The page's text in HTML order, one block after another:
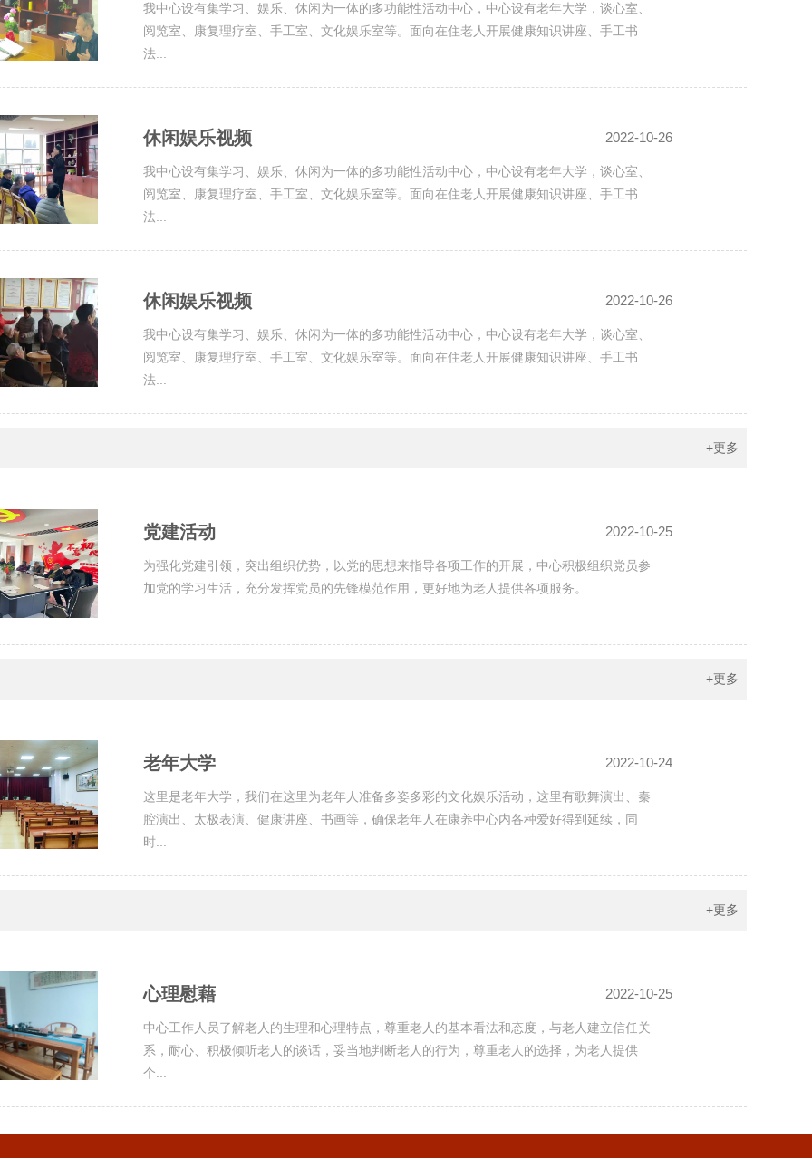
我中心设有集学习、娱乐、休闲为一体的多功能性活动中心，中心设有老年大学，谈心室、
阅览室、康复理疗室、手工室、文化娱乐室等。面向在住老人开展健康知识讲座、手工书
法...
休闲娱乐视频 2022-10-26
我中心设有集学习、娱乐、休闲为一体的多功能性活动中心，中心设有老年大学，谈心室、
阅览室、康复理疗室、手工室、文化娱乐室等。面向在住老人开展健康知识讲座、手工书
法...
休闲娱乐视频 2022-10-26
我中心设有集学习、娱乐、休闲为一体的多功能性活动中心，中心设有老年大学，谈心室、
阅览室、康复理疗室、手工室、文化娱乐室等。面向在住老人开展健康知识讲座、手工书
法...
+更多
党建活动 2022-10-25
为强化党建引领，突出组织优势，以党的思想来指导各项工作的开展，中心积极组织党员参
加党的学习生活，充分发挥党员的先锋模范作用，更好地为老人提供各项服务。
+更多
老年大学 2022-10-24
这里是老年大学，我们在这里为老年人准备多姿多彩的文化娱乐活动，这里有歌舞演出、秦
腔演出、太极表演、健康讲座、书画等，确保老年人在康养中心内各种爱好得到延续，同
时...
+更多
心理慰藉 2022-10-25
中心工作人员了解老人的生理和心理特点，尊重老人的基本看法和态度，与老人建立信任关
系，耐心、积极倾听老人的谈话，妥当地判断老人的行为，尊重老人的选择，为老人提供
个...